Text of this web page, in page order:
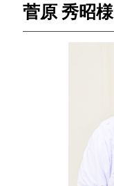
菅原 秀昭様